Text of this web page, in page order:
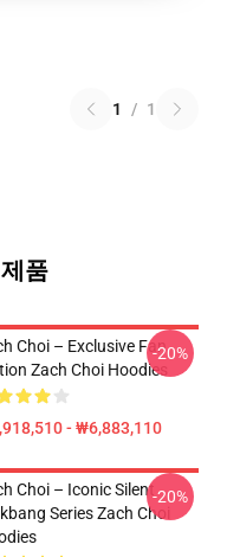
1 / 1
품
Choi – Exclusive Fan
Zach Choi Hoodies
- ₩6,883,110
-20%
Choi – Iconic Silent
Series Zach Choi
-20%